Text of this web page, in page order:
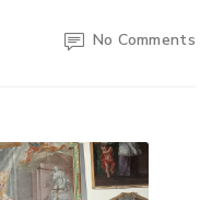
No Comments